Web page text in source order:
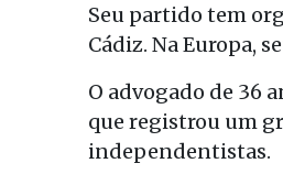
Seu partido tem
Cádiz. Na Europa,
O advogado de 36
que registrou um
independentistas.